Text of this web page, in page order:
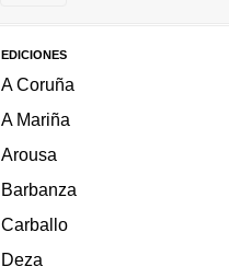
EDICIONES
A Coruña
A Mariña
Arousa
Barbanza
Carballo
Deza